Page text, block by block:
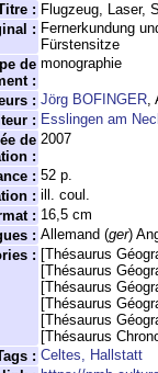
: Flugzeug, Laser,
: Fernerkundung
Fürstensitze
de
:
monographie
: Jörg BOFINGER,
: Esslingen am
de
:
2007
: 52 p.
: ill. coul.
: 16,5 cm
: Allemand (ger)
: [Thésaurus
[Thésaurus
[Thésaurus
[Thésaurus
[Thésaurus
[Thésaurus
: Celtes, Hallstatt